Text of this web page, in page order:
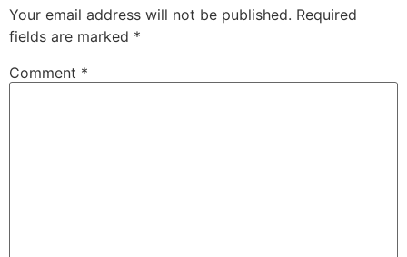
Your email address will not be published. Required
fields are marked *
Comment *